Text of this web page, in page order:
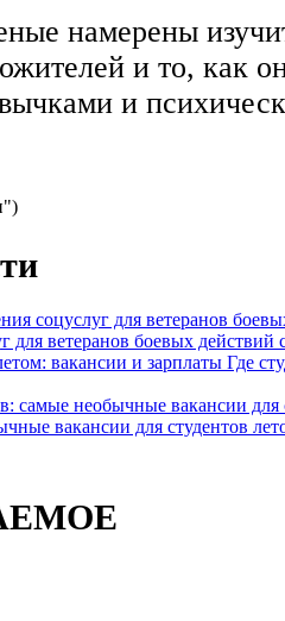
намерены
и то, как
и
для ветеранов боевых действий
Где
вакансии для студентов